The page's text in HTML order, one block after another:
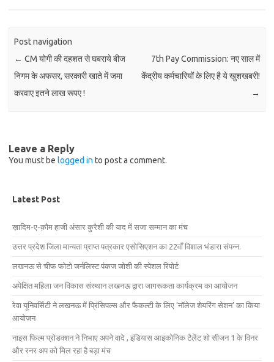
Post navigation
← CM योगी की दहशत से घबराये बीज
निगम के अफसर, सरकारी खाते में जमा
करवाए इतने लाख रूपए !
7th Pay Commission: नए साल में
केंद्रीय कर्मचारियों के लिए है ये खुशखबरी!
→
Leave a Reply
You must be logged in to post a comment.
Latest Post
ख़ादिम-ए-क़ौम हाजी अंसार कुरैशी की याद में सजा सम्मान का मंच
उत्तर प्रदेश जिला मान्यता प्राप्त पत्रकार एसोसिएशन का 22वाँ विशाल भंडारा संपन्न.
लखनऊ से चीफ फोटो जर्नलिस्ट पंकज जोशी की स्पेशल रिपोर्ट
अपेक्षित महिला जन विकास संस्थान लखनऊ द्वारा जागरूकता कार्यक्रम का आयोजन
रेवा यूनिवर्सिटी ने लखनऊ में प्रिंसिपल्स और फैकल्टी के लिए ‘नॉलेज शेयरिंग सेशन’ का किया
आयोजन
नाइस फिल्म प्रोडक्शन ने निभाए अपने वादे , इंडियास आइकोनिक टैलेंट शो सीजन 1 के विनर
और रनर अप को मिल रहा है बड़ा मंच